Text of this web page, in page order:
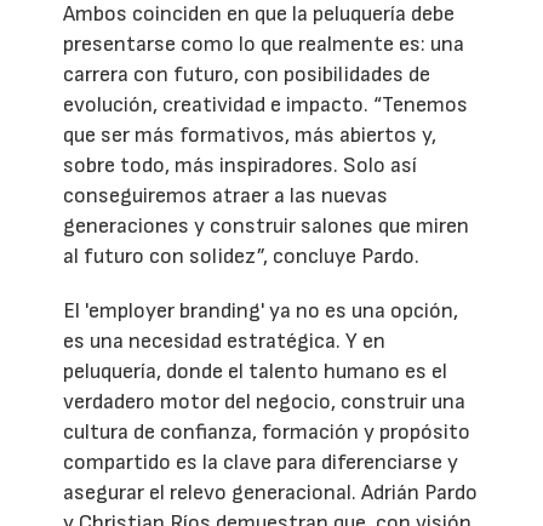
Ambos coinciden en que la peluquería debe
presentarse como lo que realmente es: una
carrera con futuro, con posibilidades de
evolución, creatividad e impacto. “Tenemos
que ser más formativos, más abiertos y,
sobre todo, más inspiradores. Solo así
conseguiremos atraer a las nuevas
generaciones y construir salones que miren
al futuro con solidez”, concluye Pardo.
El 'employer branding' ya no es una opción,
es una necesidad estratégica. Y en
peluquería, donde el talento humano es el
verdadero motor del negocio, construir una
cultura de confianza, formación y propósito
compartido es la clave para diferenciarse y
asegurar el relevo generacional. Adrián Pardo